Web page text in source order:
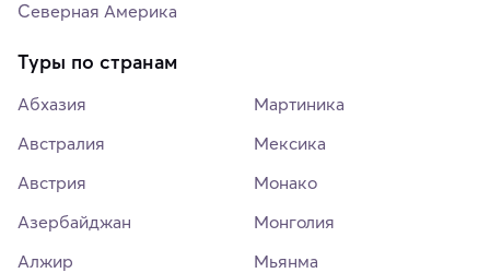
Северная Америка
Туры по странам
Абхазия
Австралия
Австрия
Азербайджан
Алжир
Мартиника
Мексика
Монако
Монголия
Мьянма